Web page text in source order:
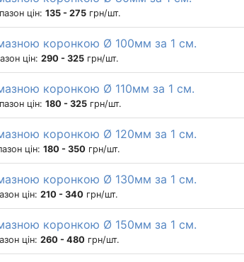
цін: 135 - 275 грн/шт.
коронкою Ø 100мм за 1 см.
цін: 290 - 325 грн/шт.
коронкою Ø 110мм за 1 см.
цін: 180 - 325 грн/шт.
коронкою Ø 120мм за 1 см.
цін: 180 - 350 грн/шт.
коронкою Ø 130мм за 1 см.
цін: 210 - 340 грн/шт.
коронкою Ø 150мм за 1 см.
цін: 260 - 480 грн/шт.